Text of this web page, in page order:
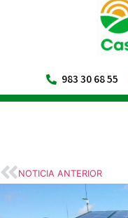
983 30 68 55
NOTICIA ANTERIOR